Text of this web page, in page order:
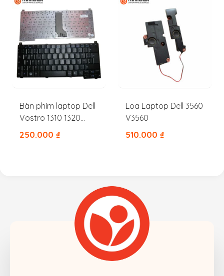
Bàn phím laptop Dell
Vostro 1310 1320
1350 1510 2510 M1310
250.000 ₫
Loa Laptop Dell 3560
V3560
510.000 ₫